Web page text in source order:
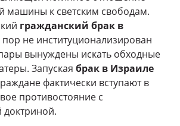
машины к светским свободам.
гражданский брак в
пор не институционализирован
вынуждены искать обходные
Запуская брак в Израиле
фактически вступают в
противостояние с
доктриной.